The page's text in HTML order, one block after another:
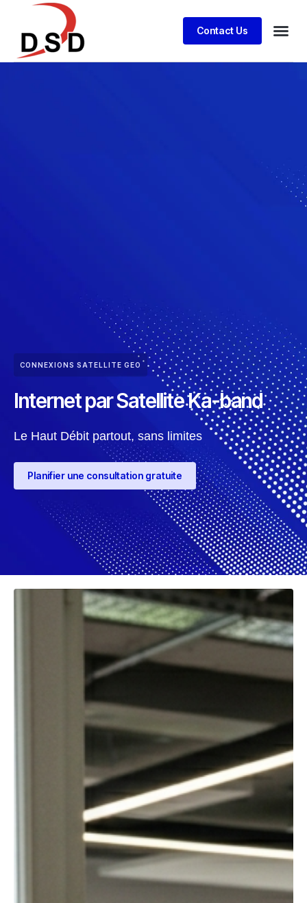
Contact Us
CONNEXIONS SATELLITE GEO
Internet par Satellite Ka-band
Le Haut Débit partout, sans limites
Planifier une consultation gratuite